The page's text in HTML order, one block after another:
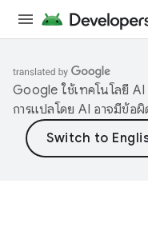
Google ใช้เทคโนโลยี
การแปลโดย AI อาจมีข้อ